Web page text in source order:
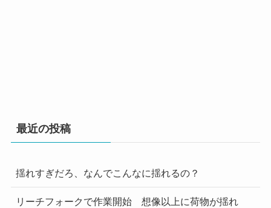
最近の投稿
揺れすぎだろ、なんでこんなに揺れるの？
リーチフォークで作業開始 想像以上に荷物が揺れ